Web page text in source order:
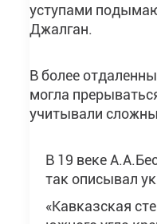
уступами
Джалган.
В более
могла
учитывали
В 19 веке
так описывал
«Кавказская